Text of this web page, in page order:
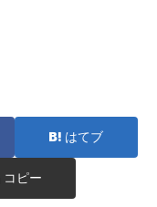
はてブ
コピー